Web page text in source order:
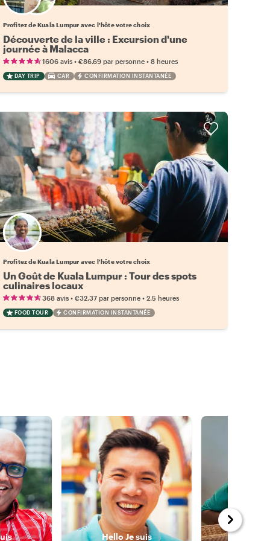
Choisissez votre local favori
Profitez de Kuala Lumpur avec l'hôte votre choix
Découverte de la ville : Excursion d'une
journée à Malacca
1606 avis• €86.69 par personne• 8 heures
DAY TRIP CAR CONFIRMATION INSTANTANÉE
Choisissez votre local favori
Profitez de Kuala Lumpur avec l'hôte votre choix
Un Goût de Kuala Lumpur : Tour des spots
culinaires locaux
368 avis• €32.37 par personne• 2.5 heures
FOOD TOUR CONFIRMATION INSTANTANÉE
HelloJe suis